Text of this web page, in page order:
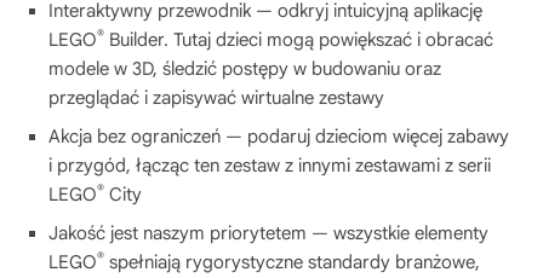
Interaktywny przewodnik — odkryj intuicyjną aplikację
LEGO® Builder. Tutaj dzieci mogą powiększać i obracać
modele w 3D, śledzić postępy w budowaniu oraz
przeglądać i zapisywać wirtualne zestawy
Akcja bez ograniczeń — podaruj dzieciom więcej zabawy
i przygód, łącząc ten zestaw z innymi zestawami z serii
LEGO® City
Jakość jest naszym priorytetem — wszystkie elementy
LEGO® spełniają rygorystyczne standardy branżowe,